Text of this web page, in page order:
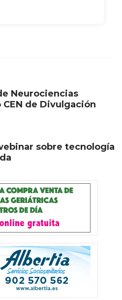
Neurociencias
de Divulgación
sobre tecnología